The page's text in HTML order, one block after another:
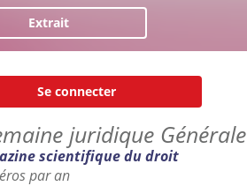
Extrait
Se connecter
juridique Générale
scientifique du droit
par an